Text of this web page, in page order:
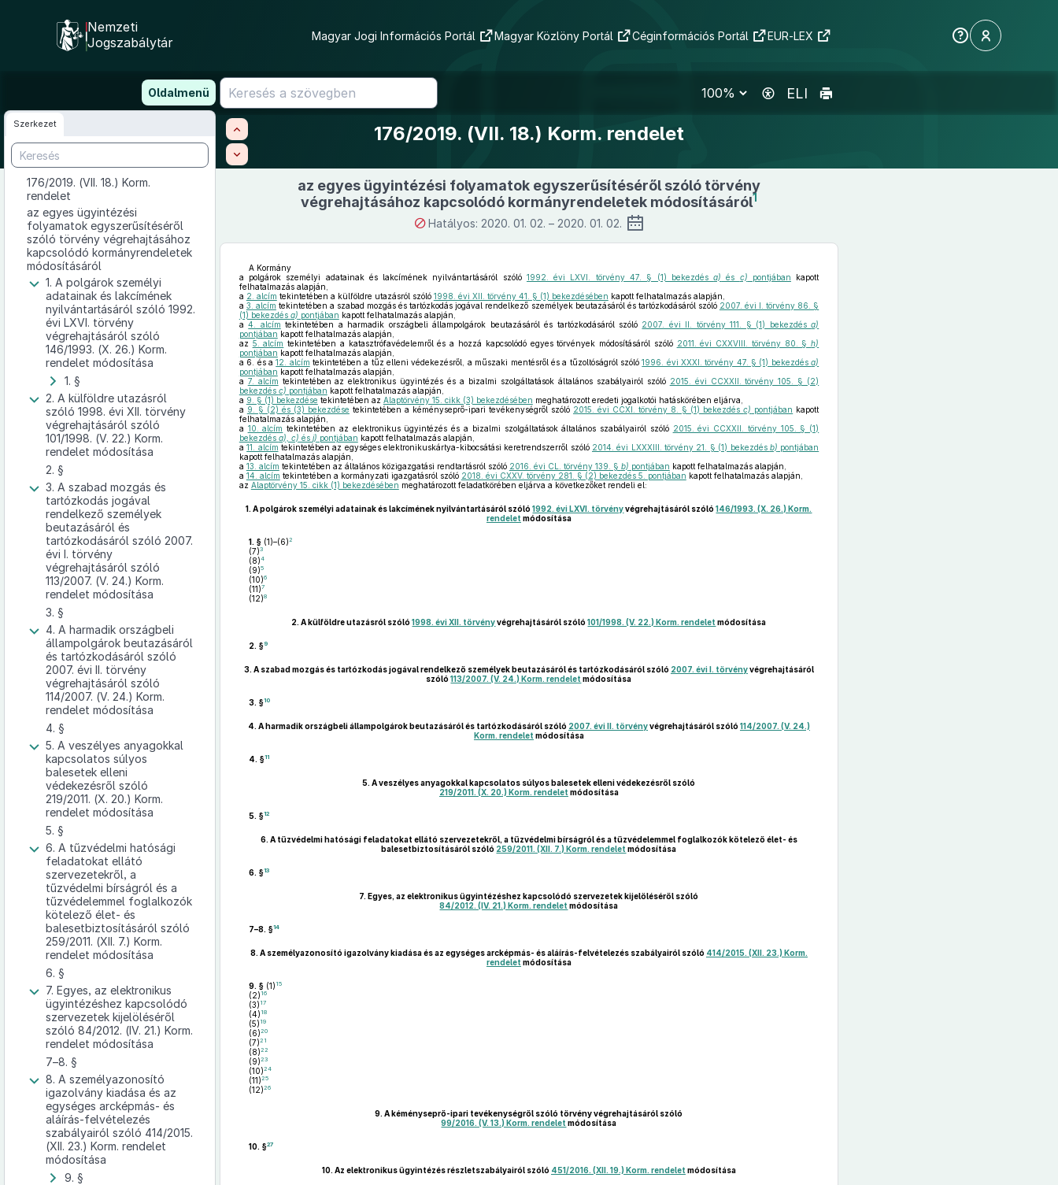
tartalomra
Nemzeti
Jogszabálytár
Magyar Jogi Információs Portál Magyar Közlöny Portál Céginformációs Portál EUR-LEX
Oldalmenü ELI
Szerkezet
176/2019. (VII. 18.) Korm.
rendelet
az egyes ügyintézési
folyamatok egyszerűsítéséről
szóló törvény végrehajtásához
kapcsolódó kormányrendeletek
módosításáról
1. A polgárok személyi
adatainak és lakcímének
nyilvántartásáról szóló 1992.
évi LXVI. törvény
végrehajtásáról szóló
146/1993. (X. 26.) Korm.
rendelet módosítása
1. §
2. A külföldre utazásról
szóló 1998. évi XII. törvény
végrehajtásáról szóló
101/1998. (V. 22.) Korm.
rendelet módosítása
2. §
3. A szabad mozgás és
tartózkodás jogával
rendelkező személyek
beutazásáról és
tartózkodásáról szóló 2007.
évi I. törvény
végrehajtásáról szóló
113/2007. (V. 24.) Korm.
rendelet módosítása
3. §
4. A harmadik országbeli
állampolgárok beutazásáról
és tartózkodásáról szóló
2007. évi II. törvény
végrehajtásáról szóló
114/2007. (V. 24.) Korm.
rendelet módosítása
4. §
5. A veszélyes anyagokkal
kapcsolatos súlyos
balesetek elleni
védekezésről szóló
219/2011. (X. 20.) Korm.
rendelet módosítása
5. §
6. A tűzvédelmi hatósági
feladatokat ellátó
szervezetekről, a
tűzvédelmi bírságról és a
tűzvédelemmel foglalkozók
kötelező élet- és
balesetbiztosításáról szóló
259/2011. (XII. 7.) Korm.
rendelet módosítása
6. §
7. Egyes, az elektronikus
ügyintézéshez kapcsolódó
szervezetek kijelöléséről
szóló 84/2012. (IV. 21.) Korm.
rendelet módosítása
7–8. §
8. A személyazonosító
igazolvány kiadása és az
egységes arcképmás- és
aláírás-felvételezés
szabályairól szóló 414/2015.
(XII. 23.) Korm. rendelet
módosítása
9. §
176/2019. (VII. 18.) Korm. rendelet
az egyes ügyintézési folyamatok egyszerűsítéséről szóló törvény
végrehajtásához kapcsolódó kormányrendeletek módosításáról1
Hatályos: 2020. 01. 02. – 2020. 01. 02.
A Kormány
a polgárok személyi adatainak és lakcímének nyilvántartásáról szóló 1992. évi LXVI. törvény 47. § (1) bekezdésa) és c) pontjában kapott
felhatalmazás alapján,
a 2. alcím tekintetében a külföldre utazásról szóló 1998. évi XII. törvény 41. § (1) bekezdésében kapott felhatalmazás alapján,
a 3. alcím tekintetében a szabad mozgás és tartózkodás jogával rendelkező személyek beutazásáról és tartózkodásáról szóló 2007. évi I. törvény 86. §
(1) bekezdés a) pontjában kapott felhatalmazás alapján,
a4. alcím tekintetében a harmadik országbeli állampolgárok beutazásáról és tartózkodásáról szóló 2007. évi II. törvény 111. § (1) bekezdésa)
pontjában kapott felhatalmazás alapján,
az 5. alcím tekintetében a katasztrófavédelemről és a hozzá kapcsolódó egyes törvények módosításáról szóló 2011. évi CXXVIII. törvény 80. §h)
pontjában kapott felhatalmazás alapján,
a 6. és a12. alcím tekintetében a tűz elleni védekezésről, a műszaki mentésről és a tűzoltóságról szóló1996. évi XXXI. törvény 47. § (1) bekezdésa)
pontjában kapott felhatalmazás alapján,
a 7. alcím tekintetében az elektronikus ügyintézés és a bizalmi szolgáltatások általános szabályairól szóló 2015. évi CCXXII. törvény 105. § (2)
bekezdés c) pontjában kapott felhatalmazás alapján,
a 9. § (1) bekezdése tekintetében az Alaptörvény 15. cikk (3) bekezdésében meghatározott eredeti jogalkotói hatáskörében eljárva,
a 9. § (2) és (3) bekezdése tekintetében a kéményseprő-ipari tevékenységről szóló 2015. évi CCXI. törvény 8. § (1) bekezdésc) pontjában kapott
felhatalmazás alapján,
a 10. alcím tekintetében az elektronikus ügyintézés és a bizalmi szolgáltatások általános szabályairól szóló 2015. évi CCXXII. törvény 105. § (1)
bekezdés a), c) és j) pontjában kapott felhatalmazás alapján,
a11. alcím tekintetében az egységes elektronikuskártya-kibocsátási keretrendszerről szóló 2014. évi LXXXIII. törvény 21. § (1) bekezdés b) pontjában
kapott felhatalmazás alapján,
a 13. alcím tekintetében az általános közigazgatási rendtartásról szóló 2016. évi CL. törvény 139. § b) pontjában kapott felhatalmazás alapján,
a 14. alcím tekintetében a kormányzati igazgatásról szóló 2018. évi CXXV. törvény 281. § (2) bekezdés 5. pontjában kapott felhatalmazás alapján,
az Alaptörvény 15. cikk (1) bekezdésében meghatározott feladatkörében eljárva a következőket rendeli el:
1. A polgárok személyi adatainak és lakcímének nyilvántartásáról szóló1992. évi LXVI. törvényvégrehajtásáról szóló146/1993. (X. 26.) Korm.
rendelet módosítása
1. §(1)–(6)2
(7)3
(8)4
(9)5
(10)6
(11)7
(12)8
2. A külföldre utazásról szóló1998. évi XII. törvényvégrehajtásáról szóló101/1998. (V. 22.) Korm. rendelet módosítása
2. §9
3. A szabad mozgás és tartózkodás jogával rendelkező személyek beutazásáról és tartózkodásáról szóló 2007. évi I. törvényvégrehajtásáról
szóló113/2007. (V. 24.) Korm. rendelet módosítása
3. §10
4. A harmadik országbeli állampolgárok beutazásáról és tartózkodásáról szóló 2007. évi II. törvényvégrehajtásáról szóló 114/2007. (V. 24.)
Korm. rendelet módosítása
4. §11
5. A veszélyes anyagokkal kapcsolatos súlyos balesetek elleni védekezésről szóló
219/2011. (X. 20.) Korm. rendelet módosítása
5. §12
6. A tűzvédelmi hatósági feladatokat ellátó szervezetekről, a tűzvédelmi bírságról és a tűzvédelemmel foglalkozók kötelező élet- és
balesetbiztosításáról szóló 259/2011. (XII. 7.) Korm. rendelet módosítása
6. §13
7. Egyes, az elektronikus ügyintézéshez kapcsolódó szervezetek kijelöléséről szóló
84/2012. (IV. 21.) Korm. rendelet módosítása
7–8. §14
8. A személyazonosító igazolvány kiadása és az egységes arcképmás- és aláírás-felvételezés szabályairól szóló 414/2015. (XII. 23.) Korm.
rendelet módosítása
9. §(1) 15
(2) 16
(3) 17
(4) 18
(5) 19
(6)20
(7)21
(8)22
(9)23
(10)24
(11)25
(12)26
9. A kéményseprő-ipari tevékenységről szóló törvény végrehajtásáról szóló
99/2016. (V. 13.) Korm. rendelet módosítása
10. §27
10. Az elektronikus ügyintézés részletszabályairól szóló 451/2016. (XII. 19.) Korm. rendelet módosítása